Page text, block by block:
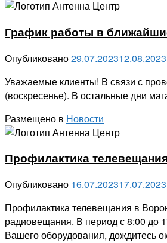
График работы в
Опубликовано29.07.202312.08.2023
Уважаемые клиенты! В связи с
(воскресенье). В остальные дни
Размещено в Новости
Профилактика
Опубликовано 16.07.202317.07.2023
Профилактика телевещания в
радиовещания. В период с 8:00 до
Вашего оборудования, дождитесь